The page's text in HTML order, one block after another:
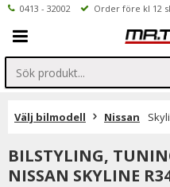
0413 - 32002 Order före kl 12
Välj bilmodell Nissan
BILSTYLING,
NISSAN SKYLINE